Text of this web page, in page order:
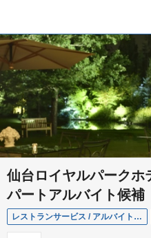
仙台ロイヤルパークホ
パートアルバイト候補
レストランサービス / アルバイトパート候補